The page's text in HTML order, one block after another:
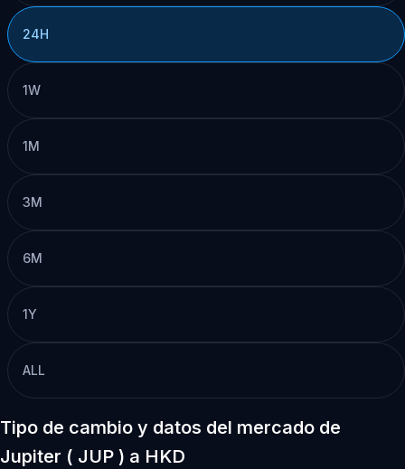
24H
1W
1M
3M
6M
1Y
ALL
Tipo de cambio y datos del mercado de
Jupiter ( JUP ) a HKD